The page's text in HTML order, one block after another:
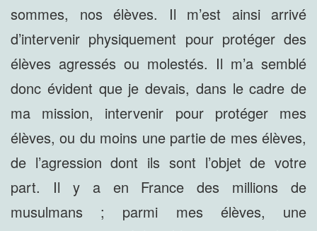
sommes, nos élèves. Il m’est ainsi arrivé
d’intervenir physiquement pour protéger des
élèves agressés ou molestés. Il m’a semblé
donc évident que je devais, dans le cadre de
ma mission, intervenir pour protéger mes
élèves, ou du moins une partie de mes élèves,
de l’agression dont ils sont l’objet de votre
part. Il y a en France des millions de
musulmans ; parmi mes élèves, une